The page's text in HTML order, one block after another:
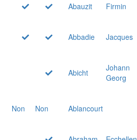
Abauzit
Firmin
Abbadie
Jacques
Abicht
Johann
Georg
Non Non
Ablancourt